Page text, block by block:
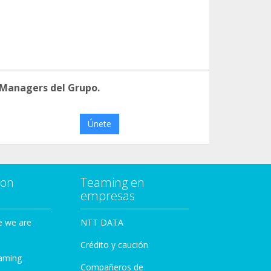
del Grupo.
Únete
we are
Teaming en
empresas
NTT DATA
Crédito y caución
Compañeros de